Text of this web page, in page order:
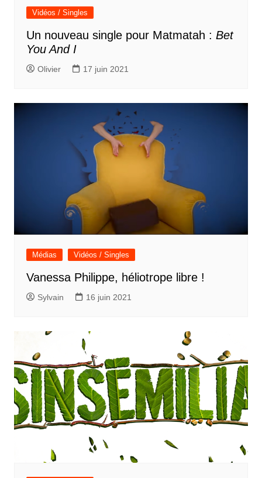
Vidéos / Singles
Un nouveau single pour Matmatah : Bet
You And I
Olivier 17 juin 2021
Médias Vidéos / Singles
Vanessa Philippe, héliotrope libre !
Sylvain 16 juin 2021